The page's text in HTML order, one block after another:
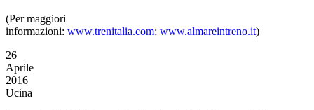
(Per maggiori
informazioni: www.trenitalia.com; www.almareintreno.it)
26
Aprile
2016
Ucina